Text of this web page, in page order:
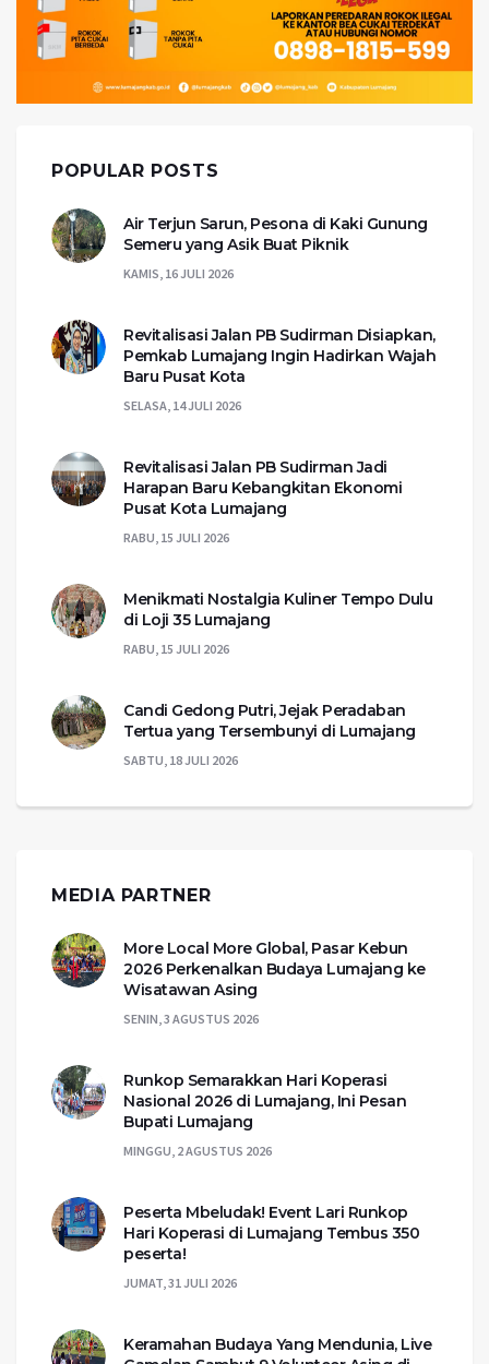
POPULAR POSTS
Air Terjun Sarun, Pesona di Kaki Gunung
Semeru yang Asik Buat Piknik
KAMIS, 16 JULI 2026
Revitalisasi Jalan PB Sudirman Disiapkan,
Pemkab Lumajang Ingin Hadirkan Wajah
Baru Pusat Kota
SELASA, 14 JULI 2026
Revitalisasi Jalan PB Sudirman Jadi
Harapan Baru Kebangkitan Ekonomi
Pusat Kota Lumajang
RABU, 15 JULI 2026
Menikmati Nostalgia Kuliner Tempo Dulu
di Loji 35 Lumajang
RABU, 15 JULI 2026
Candi Gedong Putri, Jejak Peradaban
Tertua yang Tersembunyi di Lumajang
SABTU, 18 JULI 2026
MEDIA PARTNER
More Local More Global, Pasar Kebun
2026 Perkenalkan Budaya Lumajang ke
Wisatawan Asing
SENIN, 3 AGUSTUS 2026
Runkop Semarakkan Hari Koperasi
Nasional 2026 di Lumajang, Ini Pesan
Bupati Lumajang
MINGGU, 2 AGUSTUS 2026
Peserta Mbeludak! Event Lari Runkop
Hari Koperasi di Lumajang Tembus 350
peserta!
JUMAT, 31 JULI 2026
Keramahan Budaya Yang Mendunia, Live